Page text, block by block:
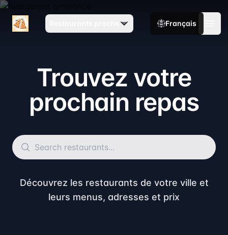
TopMenu Français
Trouvez votre
prochain repas
Découvrez les restaurants de votre ville et
leurs menus, adresses et prix